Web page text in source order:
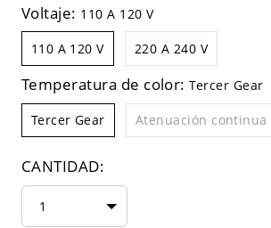
Voltaje: 110 A 120 V
110 A 120 V 220 A 240 V
Temperatura de color:Tercer Gear
Tercer Gear Atenuación continua
CANTIDAD:
1